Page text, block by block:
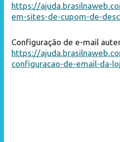
https://
em-sites-de-cupom-de-
Configuração de e-mail
https://
configuracao-de-email-da-